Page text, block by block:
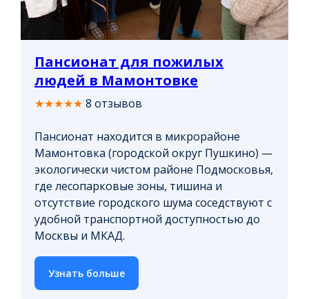
Пансионат для пожилых
людей в Мамонтовке
★★★★★ 8 отзывов
Пансионат находится в микрорайоне
Мамонтовка (городской округ Пушкино) —
экологически чистом районе Подмосковья,
где лесопарковые зоны, тишина и
отсутствие городского шума соседствуют с
удобной транспортной доступностью до
Москвы и МКАД.
Узнать больше